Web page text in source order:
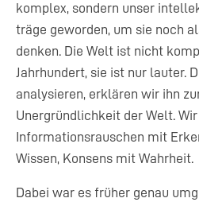
komplex, sondern unser
träge geworden, um sie noch
denken. Die Welt ist nicht
Jahrhundert, sie ist nur lauter.
analysieren, erklären wir ihn
Unergründlichkeit der Welt.
Informationsrauschen mit
Wissen, Konsens mit Wahrheit.
Dabei war es früher genau